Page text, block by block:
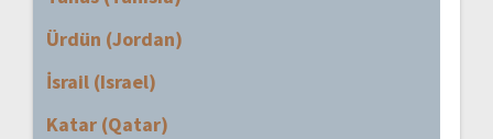
Ürdün (Jordan)
İsrail (Israel)
Katar (Qatar)